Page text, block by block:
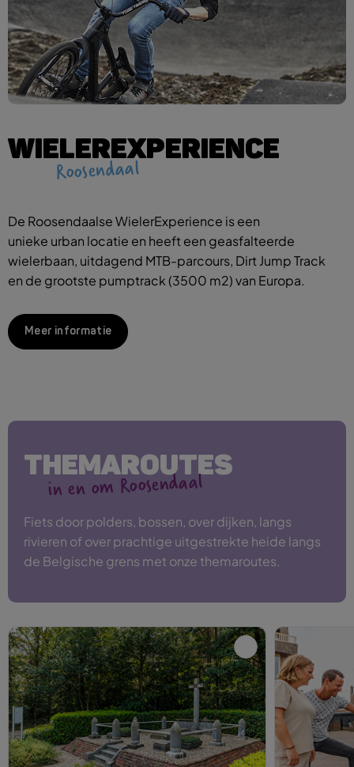
WIELEREXPERIENCE
Roosendaal
De Roosendaalse WielerExperience is een
unieke urban locatie en heeft een geasfalteerde
wielerbaan, uitdagend MTB-parcours, Dirt Jump Track
en de grootste pumptrack (3500 m2) van Europa.
Meer informatie
THEMAROUTES
in en om Roosendaal
Fiets door polders, bossen, over dijken, langs
rivieren of over prachtige uitgestrekte heide langs
de Belgische grens met onze themaroutes.